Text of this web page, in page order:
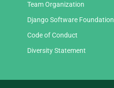
Team Organization
Django Software Foundation
Code of Conduct
Diversity Statement